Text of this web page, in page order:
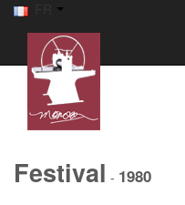
Festival - 1980